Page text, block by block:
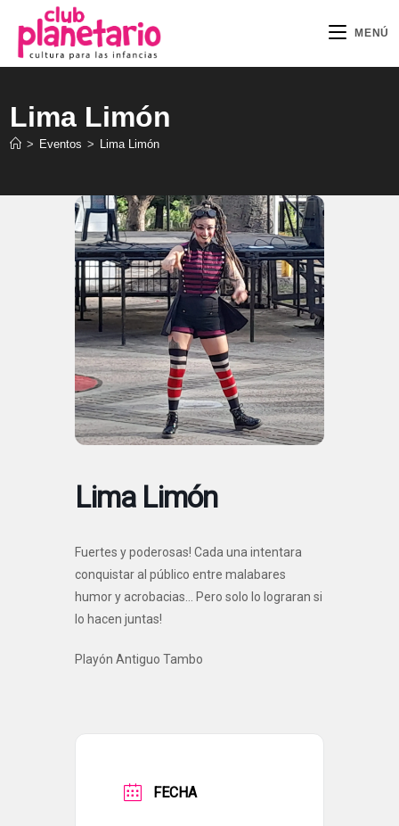
contenido
MENÚ
Lima Limón
> Eventos > Lima Limón
Lima Limón
Fuertes y poderosas! Cada una intentara
conquistar al público entre malabares
humor y acrobacias… Pero solo lo lograran si
lo hacen juntas!
Playón Antiguo Tambo
FECHA